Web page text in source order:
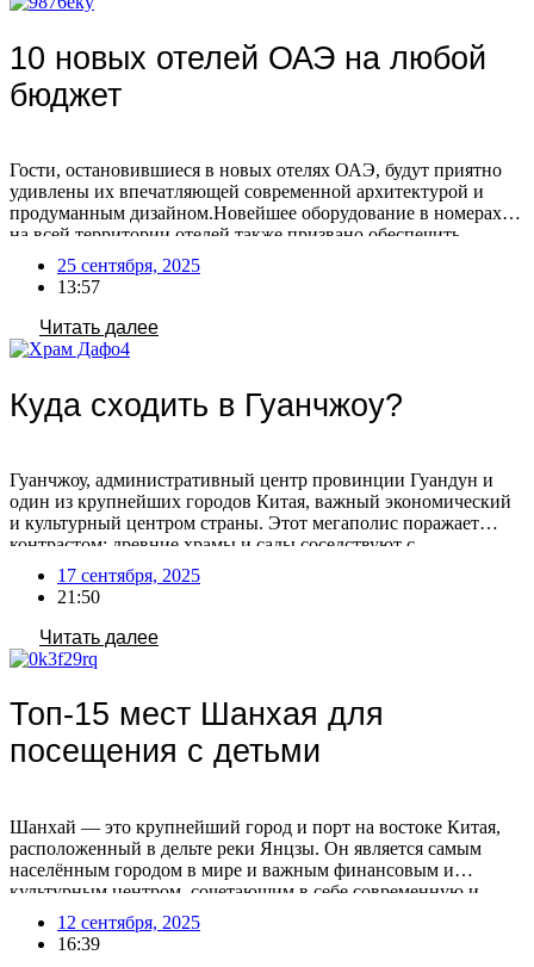
10 новых отелей ОАЭ на любой
бюджет
Гости, остановившиеся в новых отелях ОАЭ, будут приятно
удивлены их впечатляющей современной архитектурой и
продуманным дизайном.Новейшее оборудование в номерах и
на всей территории отелей также призвано обеспечить
максимальный комфорт. Постояльцам доступны
разнообразные опции для идеального отдыха: от личных
бассейнов и ресторанов высокой кухни (включая заведения со
звездами Мишлен) до современных спа- и фитнес-зон, а также
[…]
25 сентября, 2025
13:57
Читать далее
Куда сходить в Гуанчжоу?
Гуанчжоу, административный центр провинции Гуандун и
один из крупнейших городов Китая, важный экономический
и культурный центром страны. Этот мегаполис поражает
контрастом: древние храмы и сады соседствуют с
ультрасовременными небоскребами. Гуанчжоу также известен
как центр оптовой торговли, где можно найти практически
любой товар с маркировкой «Сделано в Китае». Помимо
оживленных торговых улиц, город предлагает множество
парков, […]
17 сентября, 2025
21:50
Читать далее
Топ-15 мест Шанхая для
посещения с детьми
Шанхай — это крупнейший город и порт на востоке Китая,
расположенный в дельте реки Янцзы. Он является самым
населённым городом в мире и важным финансовым и
культурным центром, сочетающим в себе современную и
традиционную культуру Китая. После отмены виз для россиян
с 15 сентября 2025, посещение Китая станет более доступным
и популярным! Воспользуйтесь этой возможностью, […]
12 сентября, 2025
16:39